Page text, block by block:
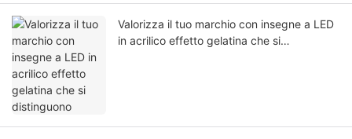
Valorizza il tuo marchio con insegne a LED
in acrilico effetto gelatina che si